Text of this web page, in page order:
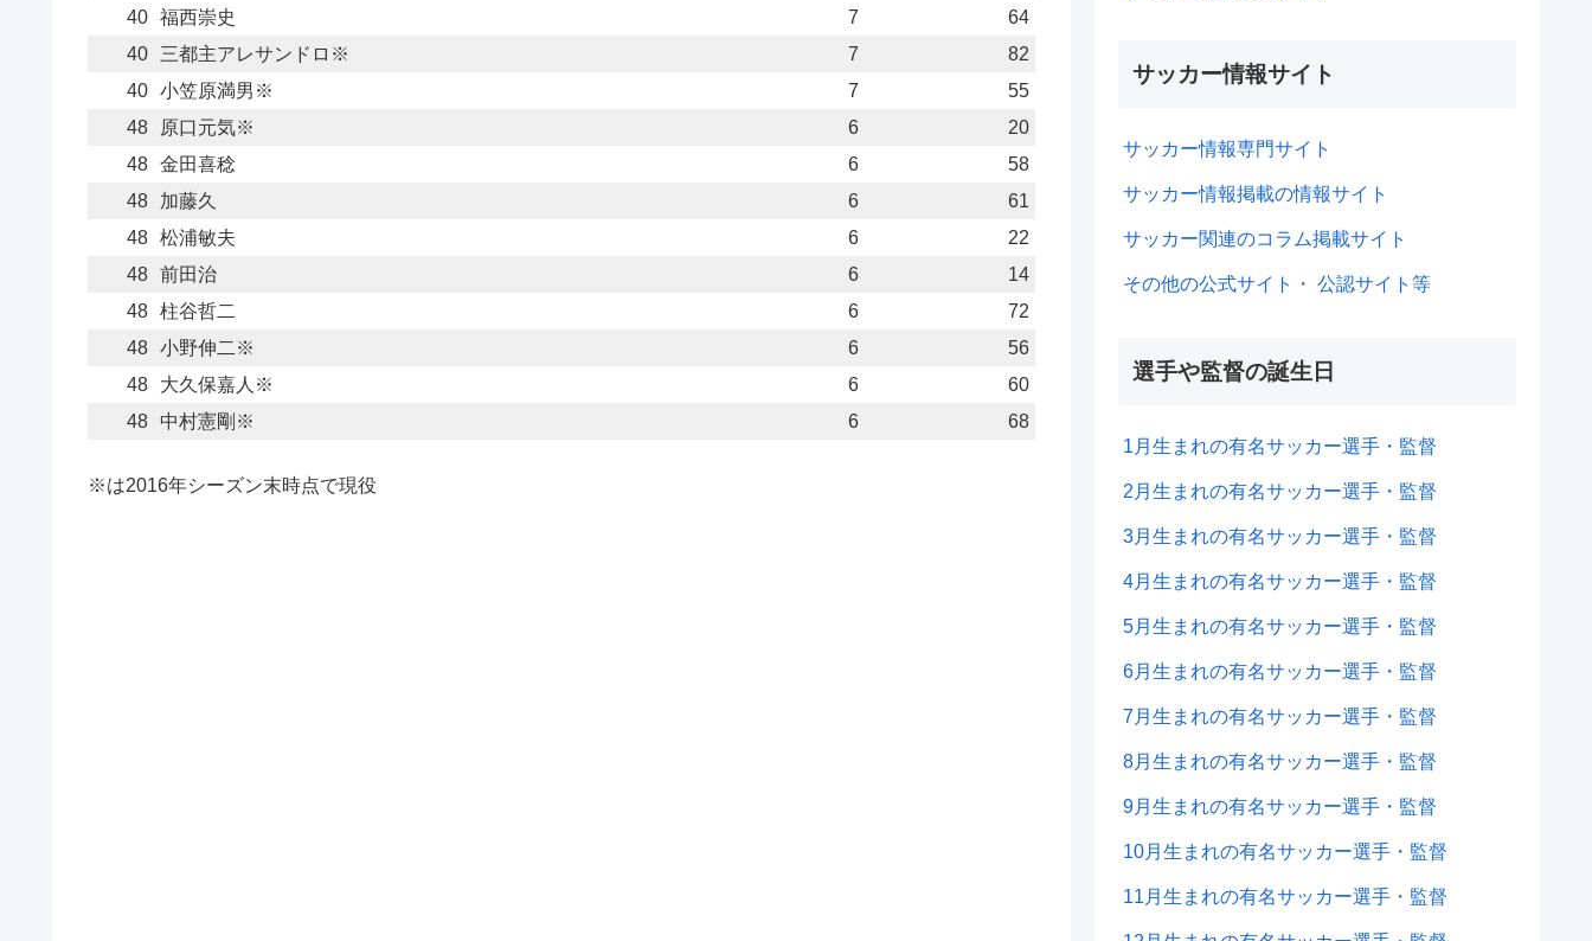
40 福西崇史 7
64
40
三都主アレサンドロ※ 7
82
40 小笠原満男※ 7
55
48
原口元気※ 6
20
48 金田喜稔 6
58
48
加藤久 6
61
48 松浦敏夫 6
22
48 前田治 6
14
48 柱谷哲二 6
72
48 小野伸二※ 6
56
48
大久保嘉人※ 6
60
48
中村憲剛※ 6 68
※は2016年シーズン末時点で現役
サッカー情報サイト
サッカー情報専門サイト
サッカー情報掲載の情報サイト
サッカー関連のコラム掲載サイト
その他の公式サイト・ 公認サイト等
選手や監督の誕生日
1月生まれの有名サッカー選手・監督
2月生まれの有名サッカー選手・監督
3月生まれの有名サッカー選手・監督
4月生まれの有名サッカー選手・監督
5月生まれの有名サッカー選手・監督
6月生まれの有名サッカー選手・監督
7月生まれの有名サッカー選手・監督
8月生まれの有名サッカー選手・監督
9月生まれの有名サッカー選手・監督
10月生まれの有名サッカー選手・監督
11月生まれの有名サッカー選手・監督